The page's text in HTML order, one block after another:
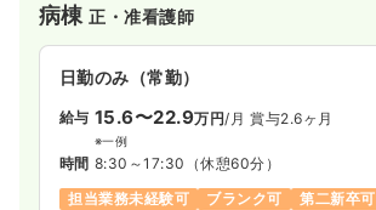
病棟正・准看護師
日勤のみ（常勤）
給与 15.6〜22.9万円/月 賞与2.6ヶ月
※一例
時間 8:30～17:30 （休憩60分）
担当業務未経験可
ブランク可
第二新卒可